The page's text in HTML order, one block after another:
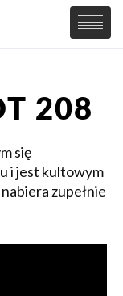
208
się
i jest kultowym
zupełnie